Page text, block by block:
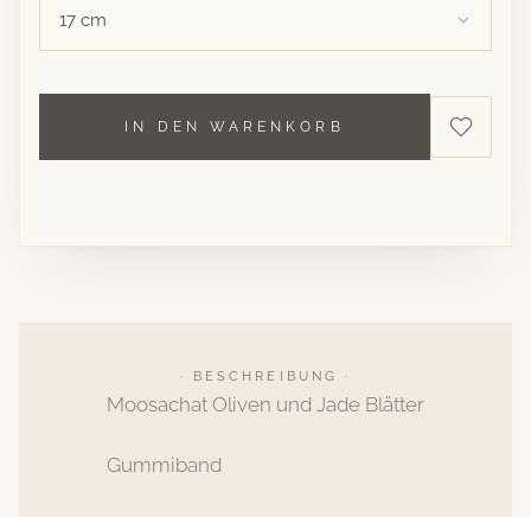
17 cm
IN DEN WARENKORB
· BESCHREIBUNG ·
Moosachat Oliven und Jade Blätter
Gummiband